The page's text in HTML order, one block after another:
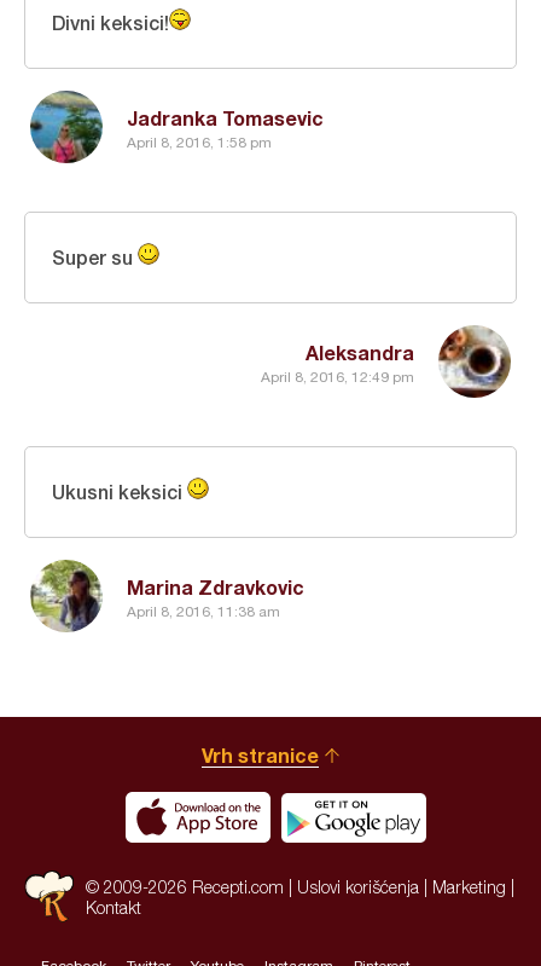
Jadranka Tomasevic
April 8, 2016, 1:58 pm
Divni keksici!
Aleksandra
April 8, 2016, 12:49 pm
Super su
Marina Zdravkovic
April 8, 2016, 11:38 am
Ukusni keksici
Vrh stranice
© 2009-2026 Recepti.com | Uslovi korišćenja Marketing
Kontakt